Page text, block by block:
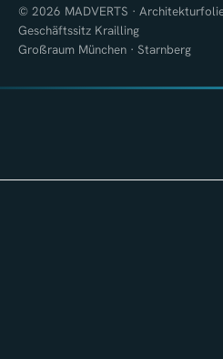
© 2026 MADVERTS ·
Geschäftssitz Krailling
Großraum München · Starnberg